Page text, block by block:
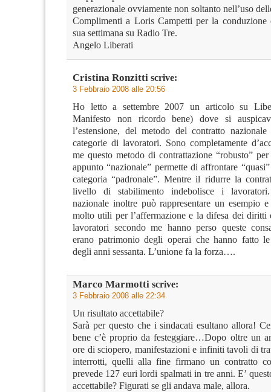
generazionale ovviamente non soltanto nell’uso
Complimenti a Loris Campetti per la conduzione
sua settimana su Radio Tre.
Angelo Liberati
Cristina Ronzitti scrive:
3 Febbraio 2008 alle 20:56
Ho letto a settembre 2007 un articolo su
Manifesto non ricordo bene) dove si
l’estensione, del metodo del contratto
categorie di lavoratori. Sono completamente
me questo metodo di contrattazione “robusto”
appunto “nazionale” permette di affrontare
categoria “padronale”. Mentre il ridurre la
livello di stabilimento indebolisce i
nazionale inoltre può rappresentare un esempio e
molto utili per l’affermazione e la difesa dei diritti
lavoratori secondo me hanno perso queste
erano patrimonio degli operai che hanno fatto
degli anni sessanta. L’unione fa la forza….
Marco Marmotti scrive:
3 Febbraio 2008 alle 22:34
Un risultato accettabile?
Sarà per questo che i sindacati esultano allora!
bene c’è proprio da festeggiare…Dopo oltre un
ore di sciopero, manifestazioni e infiniti tavoli di
interrotti, quelli alla fine firmano un contratto
prevede 127 euri lordi spalmati in tre anni. E’
accettabile? Figurati se gli andava male, allora.